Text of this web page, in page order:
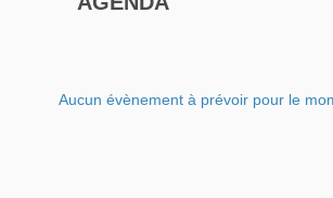
Aucun évènement à prévoir pour le